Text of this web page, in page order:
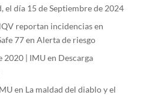
el día 15 de Septiembre de 2024
reportan incidencias en
77en Alerta de riesgo
2020 | IMU en Descarga
en La maldad del diablo y el